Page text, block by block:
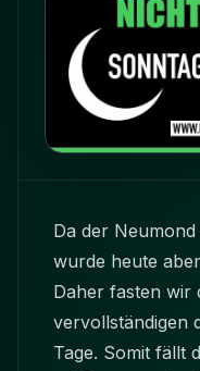
Da der
wurde heute
Daher fasten wir
vervollständigen
Tage. Somit fällt